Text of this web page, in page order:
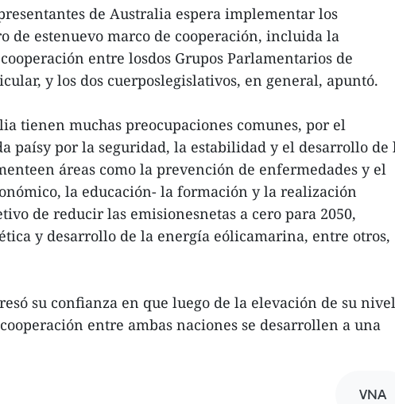
de Australia espera implementar los
de estenuevo marco de cooperación, incluida la
entre losdos Grupos Parlamentarios de
y los dos cuerposlegislativos, en general, apuntó.
tienen muchas preocupaciones comunes, por el
paísy por la seguridad, la estabilidad y el desarrollo de
áreas como la prevención de enfermedades y el
la educación- la formación y la realización
de reducir las emisionesnetas a cero para 2050,
y desarrollo de la energía eólicamarina, entre otros,
su confianza en que luego de la elevación de su
entre ambas naciones se desarrollen a una
VNA